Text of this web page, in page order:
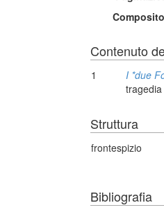
Contenuto
1
I *due
Struttura
frontespizio
Bibliografia